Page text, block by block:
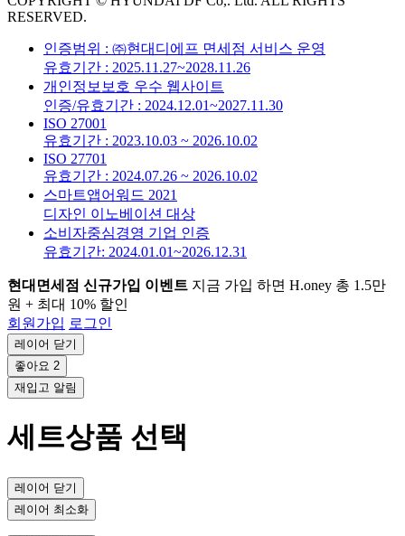
RESERVED.
인증범위 : ㈜현대디에프 면세점 서비스 운영
유효기간 : 2025.11.27~2028.11.26
개인정보보호 우수 웹사이트
인증/유효기간 : 2024.12.01~2027.11.30
ISO 27001
유효기간 : 2023.10.03 ~ 2026.10.02
ISO 27701
유효기간 : 2024.07.26 ~ 2026.10.02
스마트앱어워드 2021
디자인 이노베이션 대상
소비자중심경영 기업 인증
유효기간: 2024.01.01~2026.12.31
현대면세점 신규가입 이벤트 지금 가입 하면 H.oney 총 1.5만
원 + 최대 10% 할인
회원가입 로그인
레이어 닫기
좋아요 2
재입고 알림
세트상품 선택
레이어 닫기
레이어 최소화